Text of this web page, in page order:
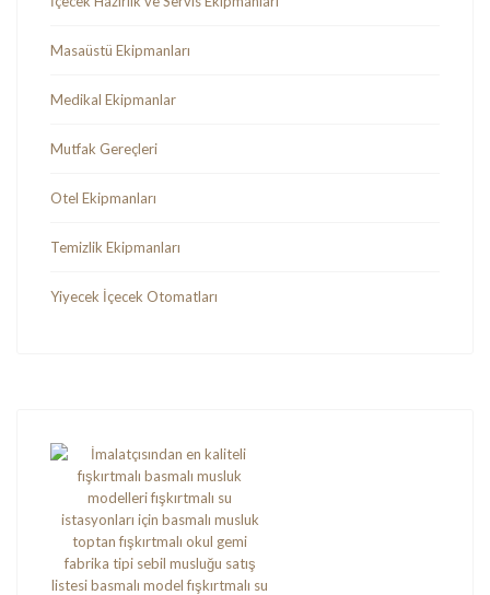
Masaüstü Ekipmanları
Medikal Ekipmanlar
Mutfak Gereçleri
Otel Ekipmanları
Temizlik Ekipmanları
Yiyecek İçecek Otomatları